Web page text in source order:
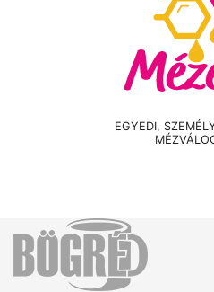
EGYEDI,